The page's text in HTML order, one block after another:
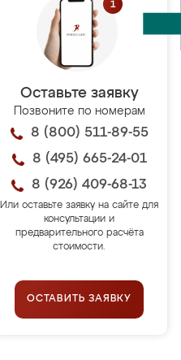
Оставьте заявку
Позвоните по номерам
8 (800) 511-89-55
8 (495) 665-24-01
8 (926) 409-68-13
Или оставьте заявку на сайте для
консультации и
предварительного расчёта
стоимости.
ОСТАВИТЬ ЗАЯВКУ